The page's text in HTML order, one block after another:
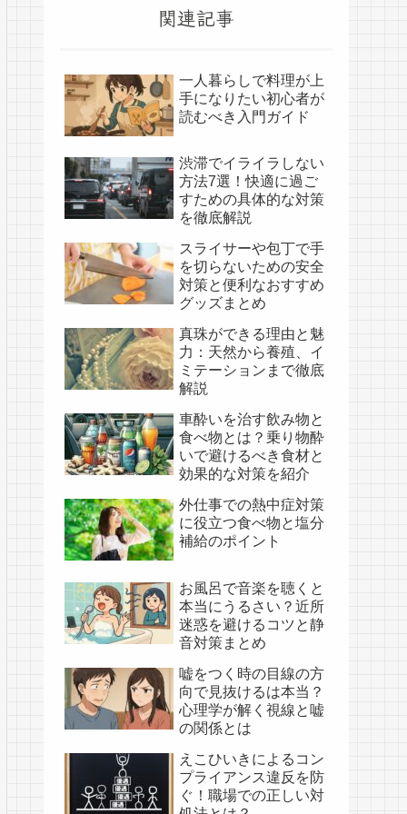
関連記事
一人暮らしで料理が上
手になりたい初心者が
読むべき入門ガイド
渋滞でイライラしない
方法7選！快適に過ご
すための具体的な対策
を徹底解説
スライサーや包丁で手
を切らないための安全
対策と便利なおすすめ
グッズまとめ
真珠ができる理由と魅
力：天然から養殖、イ
ミテーションまで徹底
解説
車酔いを治す飲み物と
食べ物とは？乗り物酔
いで避けるべき食材と
効果的な対策を紹介
外仕事での熱中症対策
に役立つ食べ物と塩分
補給のポイント
お風呂で音楽を聴くと
本当にうるさい？近所
迷惑を避けるコツと静
音対策まとめ
嘘をつく時の目線の方
向で見抜けるは本当？
心理学が解く視線と嘘
の関係とは
えこひいきによるコン
プライアンス違反を防
ぐ！職場での正しい対